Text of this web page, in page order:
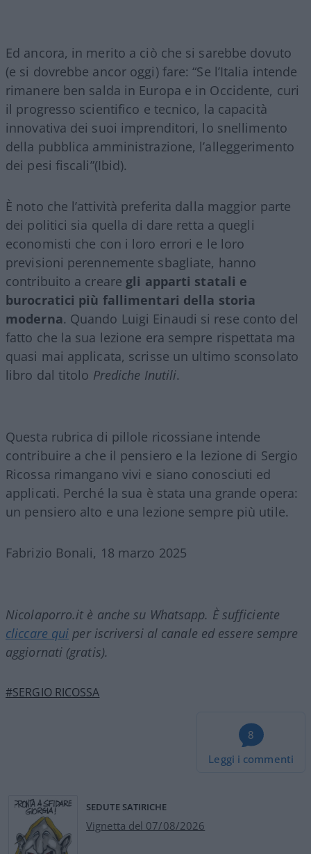
Ed ancora, in merito a ciò che si sarebbe dovuto
(e si dovrebbe ancor oggi) fare: “Se l’Italia intende
rimanere ben salda in Europa e in Occidente, curi
il progresso scientifico e tecnico, la capacità
innovativa dei suoi imprenditori, lo snellimento
della pubblica amministrazione, l’alleggerimento
dei pesi fiscali”(Ibid).
È noto che l’attività preferita dalla maggior parte
dei politici sia quella di dare retta a quegli
economisti che con i loro errori e le loro
previsioni perennemente sbagliate, hanno
contribuito a creare gli apparti statali e
burocratici più fallimentari della storia
moderna. Quando Luigi Einaudi si rese conto del
fatto che la sua lezione era sempre rispettata ma
quasi mai applicata, scrisse un ultimo sconsolato
libro dal titolo Prediche Inutili.
Questa rubrica di pillole ricossiane intende
contribuire a che il pensiero e la lezione di Sergio
Ricossa rimangano vivi e siano conosciuti ed
applicati. Perché la sua è stata una grande opera:
un pensiero alto e una lezione sempre più utile.
Fabrizio Bonali, 18 marzo 2025
Nicolaporro.it è anche su Whatsapp. È sufficiente
cliccare qui per iscriversi al canale ed essere sempre
aggiornati (gratis).
#SERGIO RICOSSA
8
Leggi i commenti
SEDUTE SATIRICHE
Vignetta del 07/08/2026